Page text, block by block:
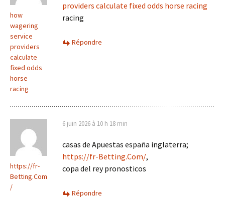
how
wagering
service
providers
calculate
fixed odds
horse
racing​
providers calculate fixed odds horse racing​
racing​
Répondre
https://fr-
Betting.Com
/
6 juin 2026 à 10 h 18 min
casas de Apuestas españa inglaterra;
https://fr-Betting.Com/,
copa del rey pronosticos
Répondre